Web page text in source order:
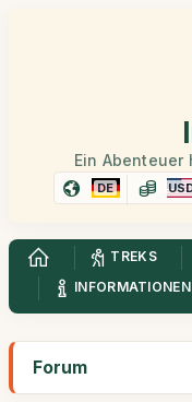
Ein Abenteuer
DE
TREKS
INFORMATIONEN
Forum